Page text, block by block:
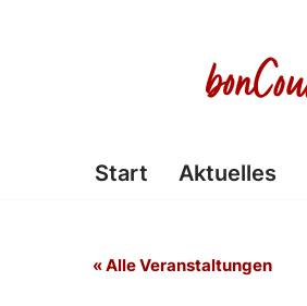
Start Aktuelles
« Alle Veranstaltungen